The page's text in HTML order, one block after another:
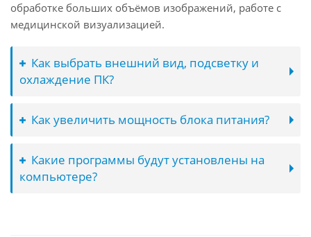
обработке больших объёмов изображений, работе с
медицинской визуализацией.
Как выбрать внешний вид, подсветку и
охлаждение ПК?
Как увеличить мощность блока питания?
Какие программы будут установлены на
компьютере?